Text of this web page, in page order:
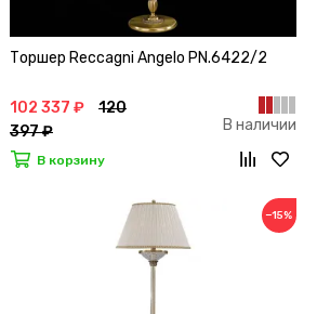
Торшер Reccagni Angelo PN.6422/2
102 337 ₽
120
397 ₽
В наличии
В корзину
−15%